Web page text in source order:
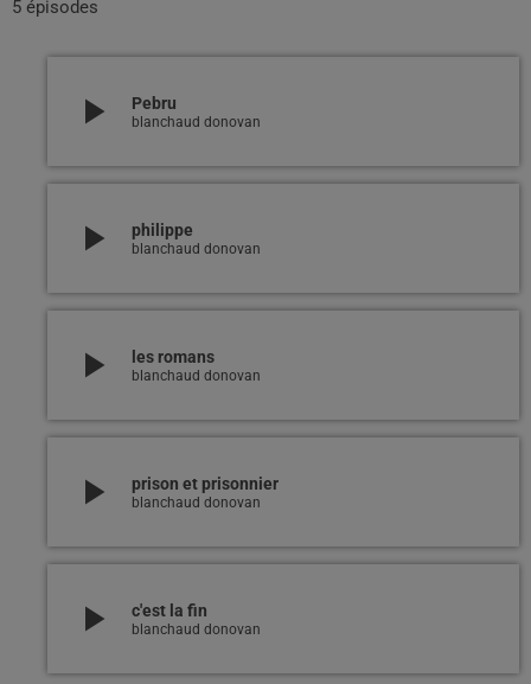
5 épisodes
play_arrow Pebru
blanchaud donovan
play_arrow philippe
blanchaud donovan
play_arrow les romans
blanchaud donovan
play_arrow prison et prisonnier
blanchaud donovan
play_arrow c'est la fin
blanchaud donovan